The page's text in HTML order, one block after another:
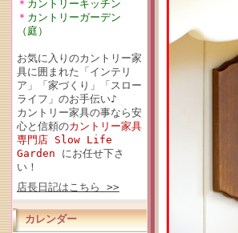
＊ カントリーキッチン
＊ カントリーガーデン
（庭）
お気に入りのカントリー家
具に囲まれた「インテリ
ア」「家づくり」「スロー
ライフ」のお手伝い♪
カントリー家具の事なら安
心と信頼のカントリー家具
専門店 Slow Life
Garden にお任せ下さ
い！
店長日記はこちら >>
カレンダー